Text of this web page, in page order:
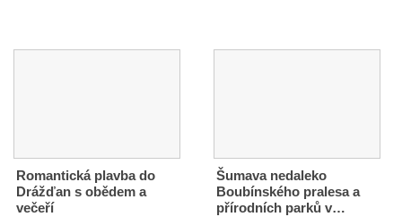
Romantická plavba do
Drážďan s obědem a
večeří
Šumava nedaleko
Boubínského pralesa a
přírodních parků v…